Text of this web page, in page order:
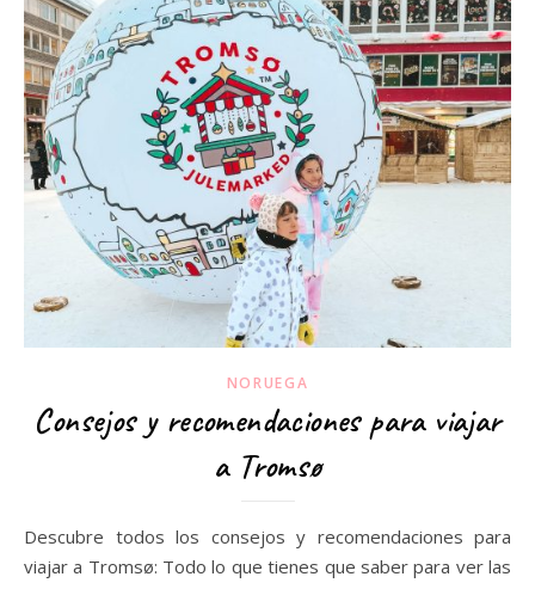
NORUEGA
Consejos y recomendaciones para viajar
a Tromsø
Descubre todos los consejos y recomendaciones para
viajar a Tromsø: Todo lo que tienes que saber para ver las